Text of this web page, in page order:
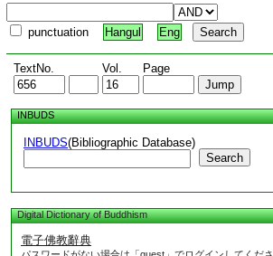
punctuation Hangul Eng
TextNo. Vol. Page
INBUDS
INBUDS(Bibliographic Database)
Search
Digital Dictionary of Buddhism
電子佛教辭典